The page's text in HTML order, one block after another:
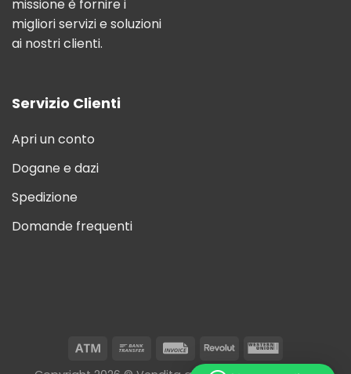
missione è fornire i
migliori servizi e soluzioni
ai nostri clienti.
Servizio Clienti
Apri un conto
Dogane e dazi
Spedizione
Domande frequenti